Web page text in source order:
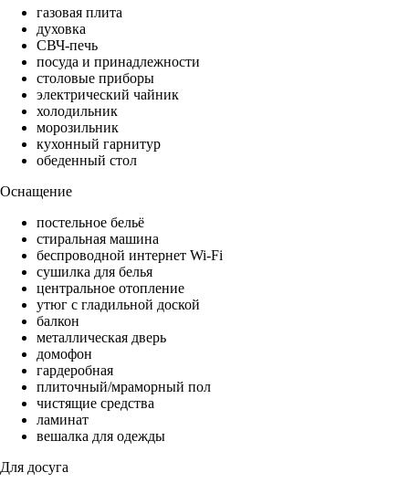
газовая плита
духовка
СВЧ-печь
посуда и принадлежности
столовые приборы
электрический чайник
холодильник
морозильник
кухонный гарнитур
обеденный стол
Оснащение
постельное бельё
стиральная машина
беспроводной интернет Wi-Fi
сушилка для белья
центральное отопление
утюг с гладильной доской
балкон
металлическая дверь
домофон
гардеробная
плиточный/мраморный пол
чистящие средства
ламинат
вешалка для одежды
Для досуга